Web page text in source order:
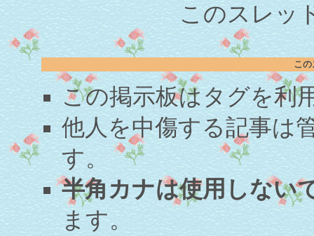
このスレッ
こ
この掲示板はタグを利
他人を中傷する記事は
す。
半角カナは使用しない
ます。